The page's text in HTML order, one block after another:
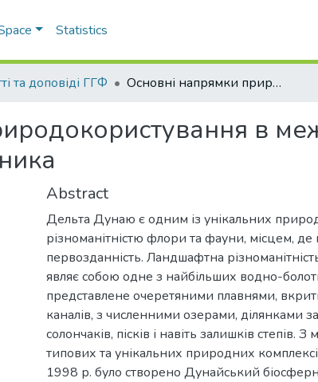
Statistics
та доповіді ГГФ Основні напрямки природокористування в межах Дунайського біосферного заповідника
в
Abstract
Дельта Дунаю є одним із унікальних
різноманітністю флори та фауни, місцем,
первозданність. Ландшафтна
являє собою одне з найбільших водно-
представлене очеретяними плавнями,
каналів, з численними озерами, ділянками
солончаків, пісків і навіть залишків степів.
типових та унікальних природних
1998 р. було створено Дунайський